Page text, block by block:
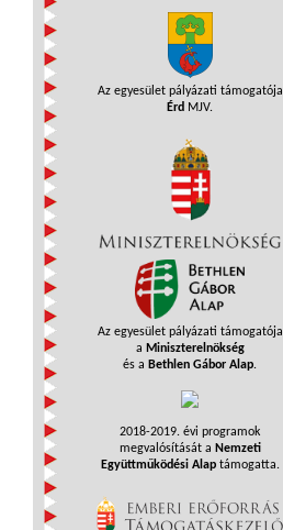
Az egyesület pályázati támogatója
Érd MJV.
Az egyesület pályázati támogatója
a Miniszterelnökség
és a Bethlen Gábor Alap.
2018-2019. évi programok
megvalósítását a Nemzeti
Együttműködési Alaptámogatta.